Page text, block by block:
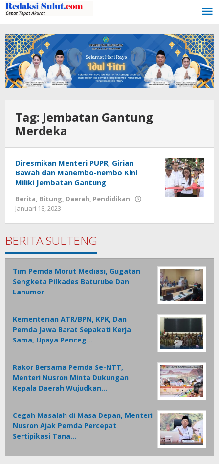
Lewati
ke
konten
Tag: Jembatan Gantung
Merdeka
Diresmikan Menteri PUPR, Girian
Bawah dan Manembo-nembo Kini
Miliki Jembatan Gantung
Berita, Bitung, Daerah, Pendidikan
Januari 18, 2023
BERITA SULTENG
Tim Pemda Morut Mediasi, Gugatan
Sengketa Pilkades Baturube Dan
Lanumor
Kementerian ATR/BPN, KPK, Dan
Pemda Jawa Barat Sepakati Kerja
Sama, Upaya Penceg…
Rakor Bersama Pemda Se-NTT,
Menteri Nusron Minta Dukungan
Kepala Daerah Wujudkan…
Cegah Masalah di Masa Depan, Menteri
Nusron Ajak Pemda Percepat
Sertipikasi Tana…